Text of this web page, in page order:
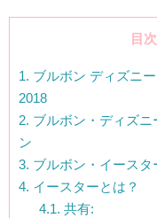
目次
1. ブルボン ディズニ
2018
2. ブルボン・ディズ
ン
3. ブルボン・イース
4. イースターとは？
4.1. 共有: